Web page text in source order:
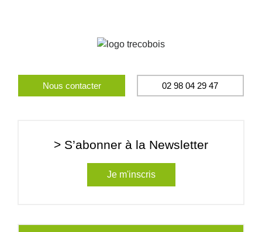
Nous contacter 02 98 04 29 47
> S’abonner à la Newsletter
Je m'inscris